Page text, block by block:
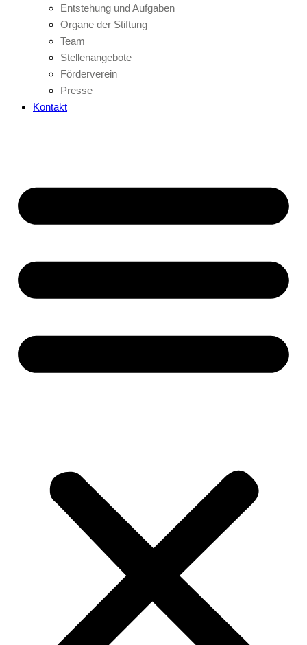
Entstehung und Aufgaben
Organe der Stiftung
Team
Stellenangebote
Förderverein
Presse
Kontakt